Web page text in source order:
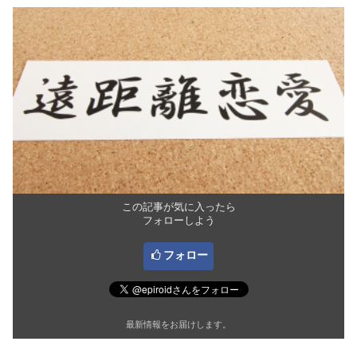
この記事が気に入ったら
フォローしよう
フォロー
最新情報をお届けします。